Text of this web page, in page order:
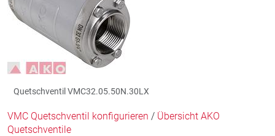
Quetschventil VMC32.05.50N.30LX
VMC Quetschventil konfigurieren / Übersicht AKO
Quetschventile